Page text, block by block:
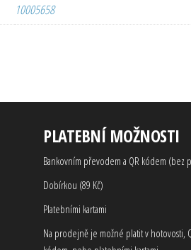
10005658
PLATEBNÍ MOŽNOSTI
Bankovním převodem a QR kódem (bez
Dobírkou (89 Kč)
Platebními kartami
Na prodejně je možné platit v hotovosti,